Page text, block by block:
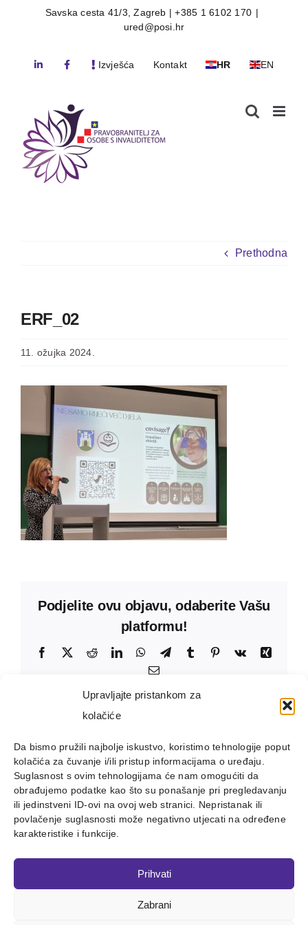
Upravljajte pristankom za
kolačiće
Da bismo pružili najbolje iskustvo, koristimo tehnologije poput
kolačića za čuvanje i/ili pristup informacijama o uređaju.
Suglasnost s ovim tehnologijama će nam omogućiti da
obrađujemo podatke kao što su ponašanje pri pregledavanju
ili jedinstveni ID-ovi na ovoj web stranici. Nepristanak ili
povlačenje suglasnosti može negativno utjecati na određene
karakteristike i funkcije.
Prihvati
Zabrani
Savska cesta 41/3, Zagreb | +385 1 6102 170 |
ured@posi.hr
Izvješća Kontakt HR EN
Prethodna
ERF_02
11. ožujka 2024.
Podjelite ovu objavu, odaberite Vašu
platformu!
Facebook
X RedditLinkedInWhatsApp
TelegramTumblr Pinterest
Vk
Xing
Email: